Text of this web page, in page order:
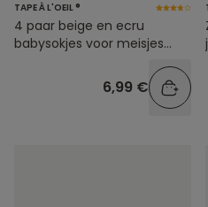
TAPE À L'OEIL ®
4 paar beige en ecru
babysokjes voor meisjes
6,99 €